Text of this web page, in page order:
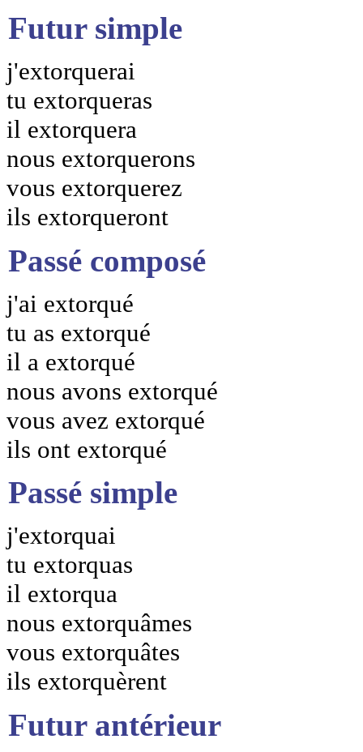
Futur simple
j'extorquerai
tu extorqueras
il extorquera
nous extorquerons
vous extorquerez
ils extorqueront
Passé composé
j'ai extorqué
tu as extorqué
il a extorqué
nous avons extorqué
vous avez extorqué
ils ont extorqué
Passé simple
j'extorquai
tu extorquas
il extorqua
nous extorquâmes
vous extorquâtes
ils extorquèrent
Futur antérieur